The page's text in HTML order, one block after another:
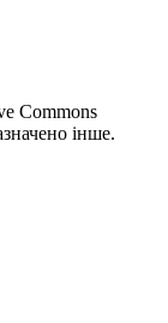
Commons
інше.